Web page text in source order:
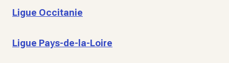
Ligue Occitanie
Ligue Pays-de-la-Loire